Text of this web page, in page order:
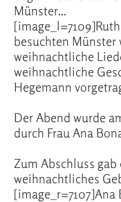
Münster...
besuchten Münster
weihnachtliche
weihnachtliche
Hegemann
Der Abend wurde
durch Frau Ana
Zum Abschluss gab
weihnachtliches